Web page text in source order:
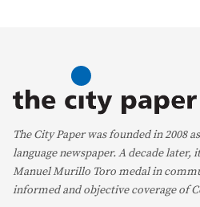
The City Paper was founded in 2008
language newspaper. A decade later,
Manuel Murillo Toro medal in
informed and objective coverage of